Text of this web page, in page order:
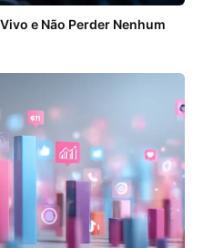
e Não Perder Nenhum